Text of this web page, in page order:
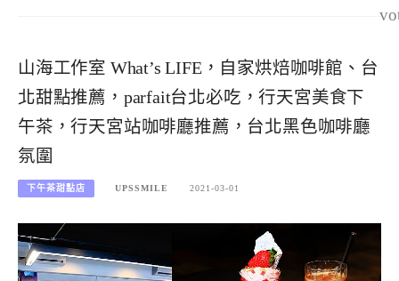
山海工作室 What’s LIFE，自家烘焙咖啡館、台
北甜點推薦，parfait台北必吃，行天宮美食下
午茶，行天宮站咖啡廳推薦，台北黑色咖啡廳
氛圍
下午茶甜點店 UPSSMILE 2021-03-01